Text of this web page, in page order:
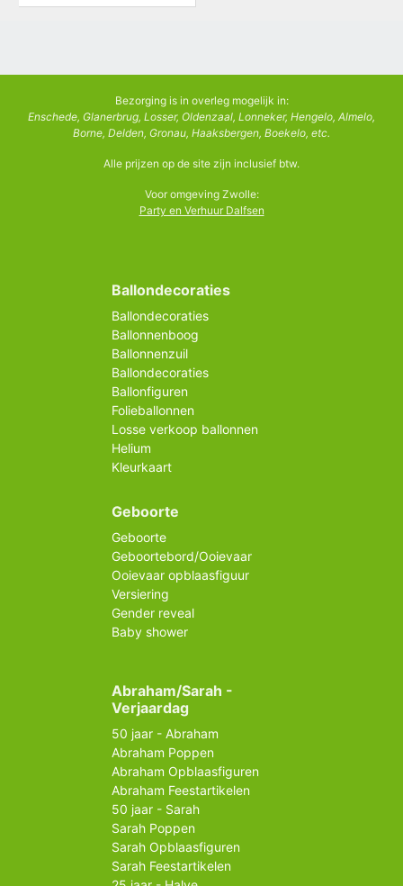
Bezorging is in overleg mogelijk in:
Enschede, Glanerbrug, Losser, Oldenzaal, Lonneker, Hengelo, Almelo,
Borne, Delden, Gronau, Haaksbergen, Boekelo, etc.
Alle prijzen op de site zijn inclusief btw.
Voor omgeving Zwolle:
Party en Verhuur Dalfsen
Ballondecoraties
Ballondecoraties
Ballonnenboog
Ballonnenzuil
Ballondecoraties
Ballonfiguren
Folieballonnen
Losse verkoop ballonnen
Helium
Kleurkaart
Geboorte
Geboorte
Geboortebord/Ooievaar
Ooievaar opblaasfiguur
Versiering
Gender reveal
Baby shower
Abraham/Sarah -
Verjaardag
50 jaar - Abraham
Abraham Poppen
Abraham Opblaasfiguren
Abraham Feestartikelen
50 jaar - Sarah
Sarah Poppen
Sarah Opblaasfiguren
Sarah Feestartikelen